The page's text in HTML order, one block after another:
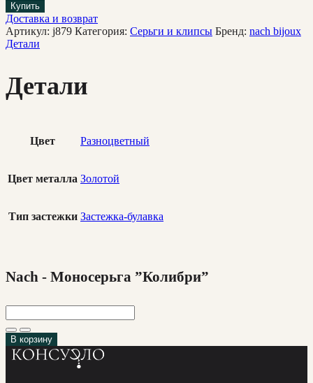
Купить
Доставка и возврат
Артикул: j879 Категория: Cерьги и клипсы Бренд: nach bijoux
Детали
Детали
Цвет Разноцветный
Цвет металла Золотой
Тип застежки Застежка-булавка
Nach - Моносерьга ”Колибри”
В корзину